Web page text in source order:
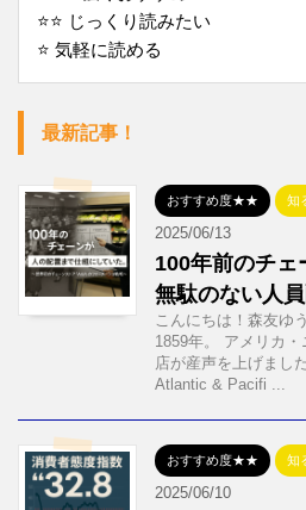
⭐️⭐️ じっくり読みたい
⭐️ 気軽に読める
最新記事！
おすすめ度★★ 知
2025/06/13
100年前のチェ
無駄のない人
こんにちは！森友ゆ
1859年。 アメリカ
店が産声を上げまし
Atlantic & Pacifi ...
おすすめ度★★ 知
2025/06/10